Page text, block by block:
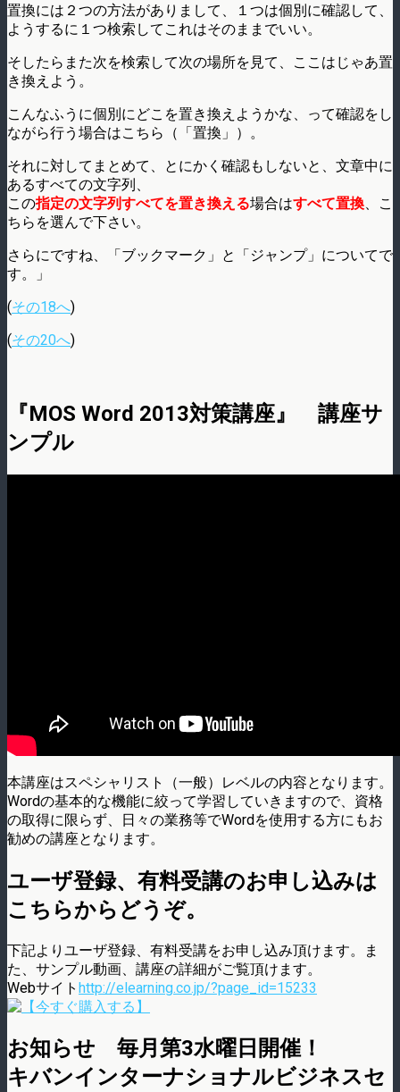
置換には２つの方法がありまして、１つは個別に確認して、
ようするに１つ検索してこれはそのままでいい。
そしたらまた次を検索して次の場所を見て、ここはじゃあ置
き換えよう。
こんなふうに個別にどこを置き換えようかな、って確認をし
ながら行う場合はこちら（「置換」）。
それに対してまとめて、とにかく確認もしないと、文章中に
あるすべての文字列、
この指定の文字列すべてを置き換える場合はすべて置換、こ
ちらを選んで下さい。
さらにですね、「ブックマーク」と「ジャンプ」についてで
す。」
(その18へ)
(その20へ)
『MOS Word 2013対策講座』 講座サ
ンプル
本講座はスペシャリスト（一般）レベルの内容となります。
Wordの基本的な機能に絞って学習していきますので、資格
の取得に限らず、日々の業務等でWordを使用する方にもお
勧めの講座となります。
ユーザ登録、有料受講のお申し込みは
こちらからどうぞ。
下記よりユーザ登録、有料受講をお申し込み頂けます。ま
た、サンプル動画、講座の詳細がご覧頂けます。
Webサイト http://elearning.co.jp/?page_id=15233
お知らせ 毎月第3水曜日開催！
キバンインターナショナルビジネスセ